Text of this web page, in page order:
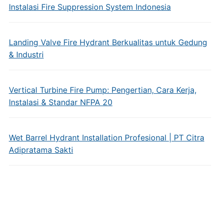
Instalasi Fire Suppression System Indonesia
Landing Valve Fire Hydrant Berkualitas untuk Gedung
& Industri
Vertical Turbine Fire Pump: Pengertian, Cara Kerja,
Instalasi & Standar NFPA 20
Wet Barrel Hydrant Installation Profesional | PT Citra
Adipratama Sakti